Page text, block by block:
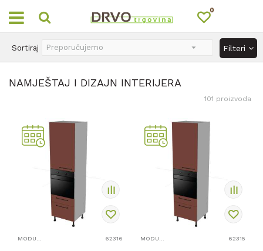
0
NAMJEŠTAJ I DIZAJN INTERIJERA
Sortiraj Filteri
101 proizvoda
62316 62315